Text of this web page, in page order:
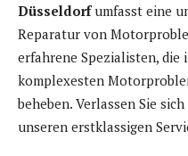
Düsseldorfumfasst eine
Reparatur von
erfahrene Spezialisten, die
komplexesten
beheben. Verlassen Sie
unseren erstklassigen